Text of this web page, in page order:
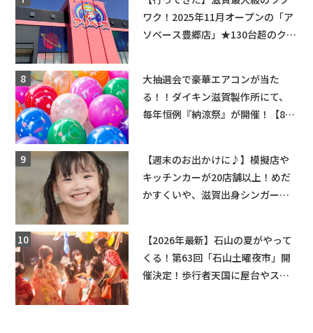
ワク！2025年11月オープンの「ア
ソベース豊郷店」★130台超のクレ
大抽選会で豪華エアコンが当た
る！！ダイキン滋賀製作所にて、
毎年恒例『納涼祭』が開催！【8月
【週末のお出かけに♪】模擬店や
キッチンカーが20店舗以上！めだ
かすくいや、滋賀出身シンガーソ
【2026年最新】石山の夏がやって
くる！第63回「石山土曜夜市」開
催決定！歩行者天国に屋台やステ